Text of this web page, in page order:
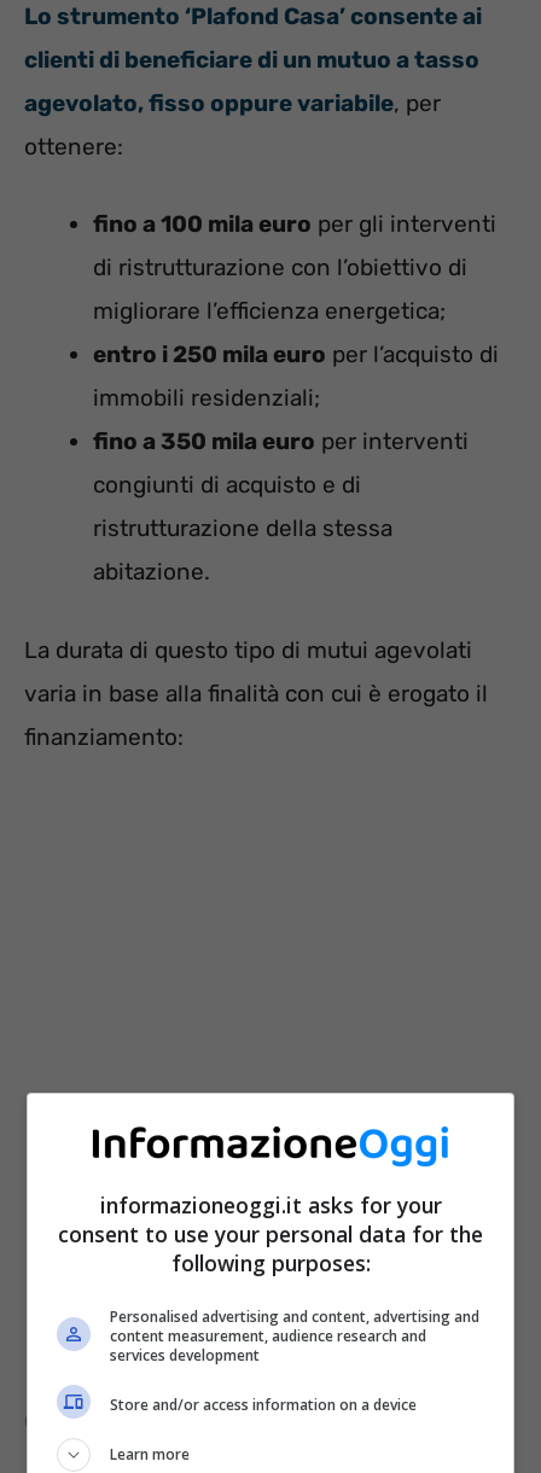
Lo strumento ‘Plafond Casa’ consente ai
clienti di beneficiare di un mutuo a tasso
agevolato, fisso oppure variabile, per
ottenere:
fino a 100 mila euro per gli interventi
di ristrutturazione con l’obiettivo di
migliorare l’efficienza energetica;
entro i 250 mila euro per l’acquisto di
immobili residenziali;
fino a 350 mila euro per interventi
congiunti di acquisto e di
ristrutturazione della stessa
abitazione.
La durata di questo tipo di mutui agevolati
varia in base alla finalità con cui è erogato il
finanziamento:
10 anni per gli interventi di
ristrutturazione con accrescimento
dell’efficienza energetica;
20 anni o 30 anni per l’acquisto
ristrutturazione.
Come richiederlo
informazioneoggi.it asks for your
consent to use your personal data for the
following purposes:
Personalised advertising and content, advertising and
content measurement, audience research and
services development
Store and/or access information on a device
Learn more